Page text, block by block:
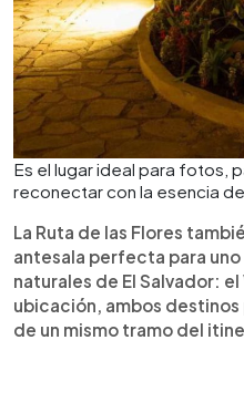
Es el lugar ideal para fotos,
reconectar con la esencia
La Ruta de las Flores
antesala perfecta para
naturales de El Salvador:
ubicación, ambos
de un mismo tramo del